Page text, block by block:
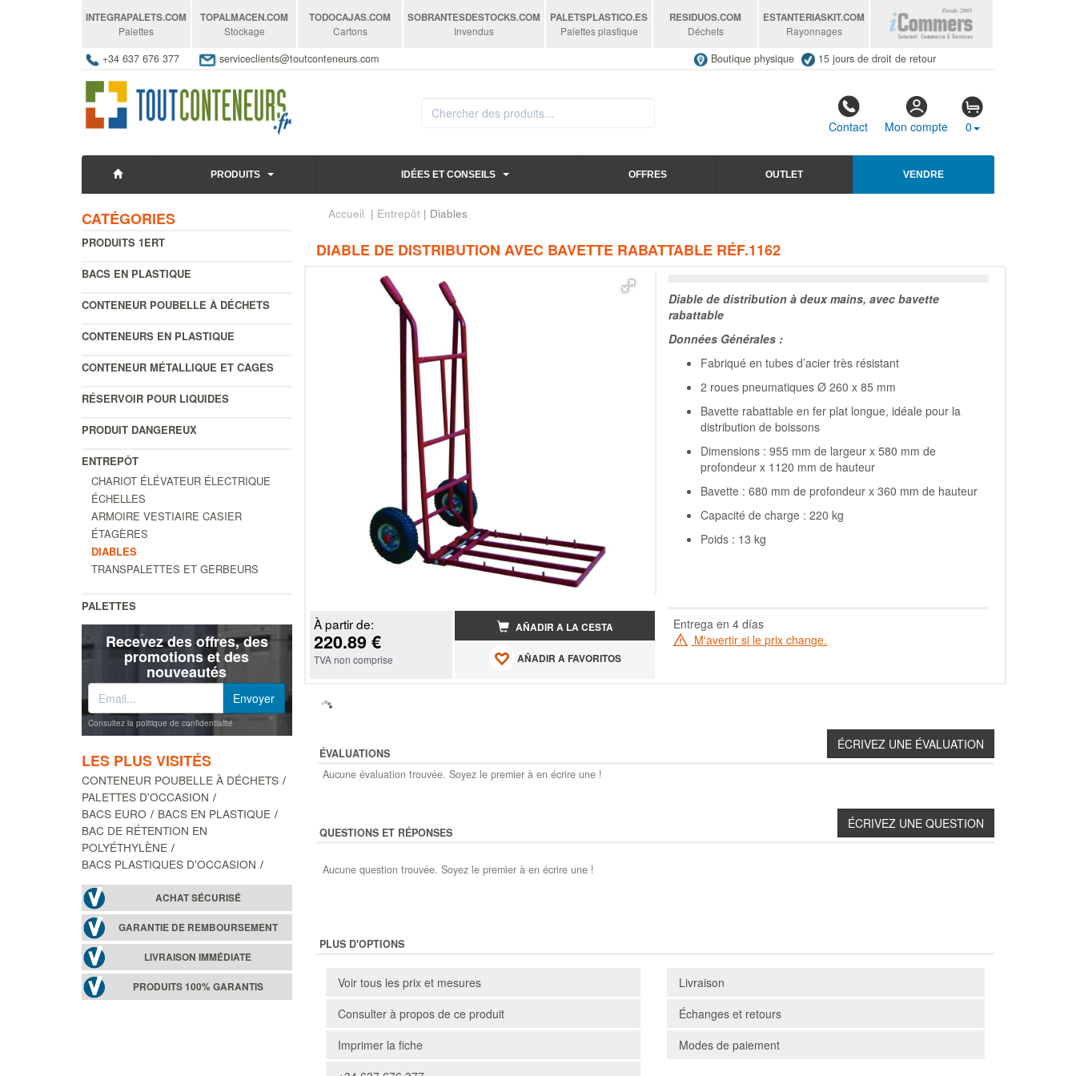
INTEGRAPALETS.COM
Palettes
TOPALMACEN.COM
Stockage
TODOCAJAS.COM
Cartons
SOBRANTESDESTOCKS.COM
Invendus
PALETSPLASTICO.ES
Palettes plastique
RESIDUOS.COM
Déchets
ESTANTERIASKIT.COM
Rayonnages
+34 637 676 377 serviceclients@toutconteneurs.com Boutique physique 15 jours de droit de retour
Contact Mon compte 0
PRODUITS IDÉES ET CONSEILS OFFRES OUTLET VENDRE
CATÉGORIES
PRODUITS 1ERT
BACS EN PLASTIQUE
CONTENEUR POUBELLE À DÉCHETS
CONTENEURS EN PLASTIQUE
CONTENEUR MÉTALLIQUE ET CAGES
RÉSERVOIR POUR LIQUIDES
PRODUIT DANGEREUX
ENTREPÔT
CHARIOT ÉLÉVATEUR ÉLECTRIQUE
ÉCHELLES
ARMOIRE VESTIAIRE CASIER
ÉTAGÈRES
DIABLES
TRANSPALETTES ET GERBEURS
PALETTES
Recevez des offres, des
promotions et des
nouveautés
Consultez la politique de confidentialité
LES PLUS VISITÉS
CONTENEUR POUBELLE À DÉCHETS
PALETTES D'OCCASION
BACS EURO
BACS EN PLASTIQUE
BAC DE RÉTENTION EN
POLYÉTHYLÈNE
BACS PLASTIQUES D'OCCASION
ACHAT SÉCURISÉ
GARANTIE DE REMBOURSEMENT
LIVRAISON IMMÉDIATE
PRODUITS 100% GARANTIS
Accueil | Entrepôt| Diables
DIABLE DE DISTRIBUTION AVEC BAVETTE RABATTABLE RÉF.1162
Diable de distribution à deux mains, avec bavette
rabattable
Données Générales :
Fabriqué en tubes d’acier très résistant
2 roues pneumatiques Ø 260 x 85 mm
Bavette rabattable en fer plat longue, idéale pour la
distribution de boissons
Dimensions : 955 mm de largeur x 580 mm de
profondeur x 1120 mm de hauteur
Bavette : 680 mm de profondeur x 360 mm de hauteur
Capacité de charge : 220 kg
Poids : 13 kg
À partir de:
220.89 €
TVA non comprise
AÑADIR A LA CESTA
AÑADIR A FAVORITOS
Entrega en 4 días
M'avertir si le prix change.
ÉVALUATIONS
Aucune évaluation trouvée. Soyez le premier à en écrire une !
QUESTIONS ET RÉPONSES
Aucune question trouvée. Soyez le premier à en écrire une !
PLUS D'OPTIONS
Voir tous les prix et mesures
Consulter à propos de ce produit
Imprimer la fiche
Livraison
Échanges et retours
Modes de paiement